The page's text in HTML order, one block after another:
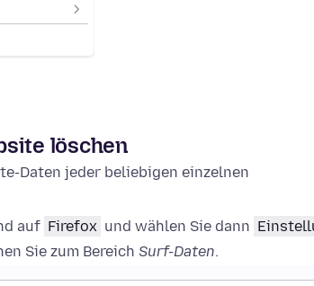
löschen
Daten jeder beliebigen einzelnen
auf Firefox und wählen Sie dann
Sie zum Bereich Surf-Daten.